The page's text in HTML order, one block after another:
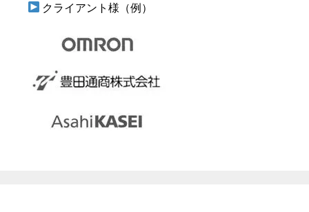
クライアント様（例）